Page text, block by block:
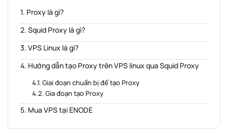
Proxy là gì?
Squid Proxy là gì?
VPS Linux là gì?
Hướng dẫn tạo Proxy trên VPS linux qua Squid Proxy
Giai đoạn chuẩn bị để tạo Proxy
Gia đoạn tạo Proxy
Mua VPS tại ENODE